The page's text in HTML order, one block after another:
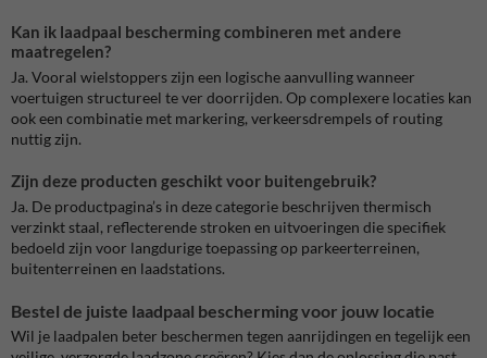
Kan ik laadpaal bescherming combineren met andere
maatregelen?
Ja. Vooral wielstoppers zijn een logische aanvulling wanneer
voertuigen structureel te ver doorrijden. Op complexere locaties kan
ook een combinatie met markering, verkeersdrempels of routing
nuttig zijn.
Zijn deze producten geschikt voor buitengebruik?
Ja. De productpagina’s in deze categorie beschrijven thermisch
verzinkt staal, reflecterende stroken en uitvoeringen die specifiek
bedoeld zijn voor langdurige toepassing op parkeerterreinen,
buitenterreinen en laadstations.
Bestel de juiste laadpaal bescherming voor jouw locatie
Wil je laadpalen beter beschermen tegen aanrijdingen en tegelijk een